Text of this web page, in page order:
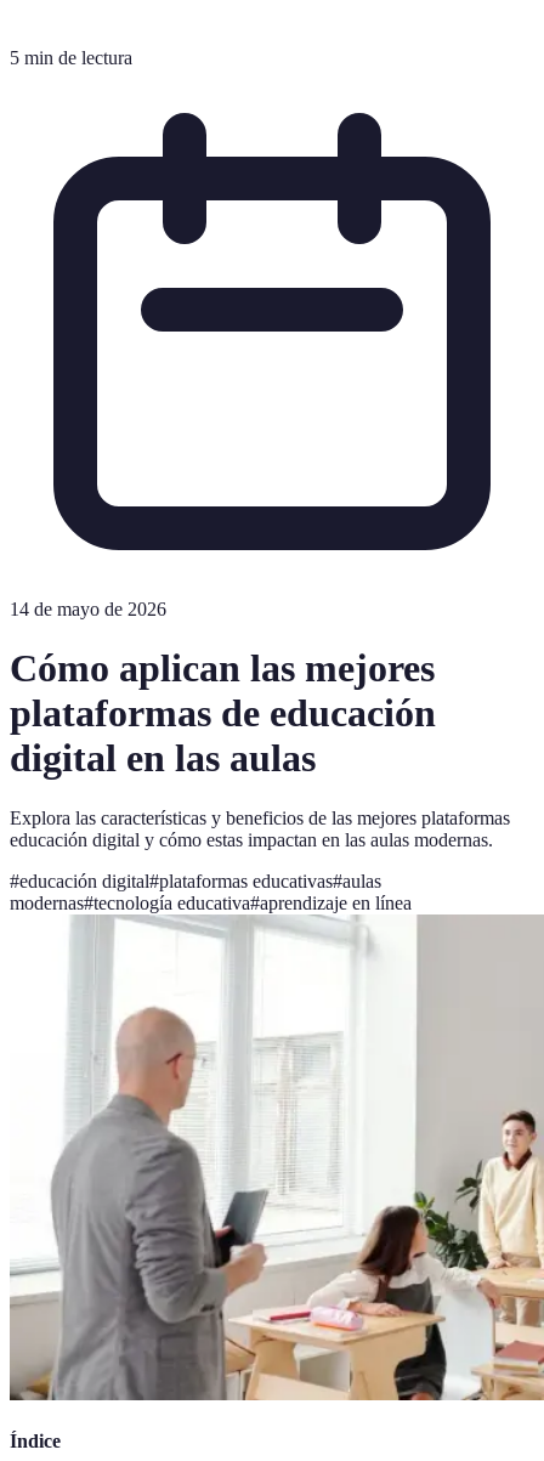
5 min de lectura
14 de mayo de 2026
Cómo aplican las mejores
plataformas de educación
digital en las aulas
Explora las características y beneficios de las mejores plataformas
educación digital y cómo estas impactan en las aulas modernas.
#educación digital#plataformas educativas#aulas
modernas#tecnología educativa#aprendizaje en línea
Índice